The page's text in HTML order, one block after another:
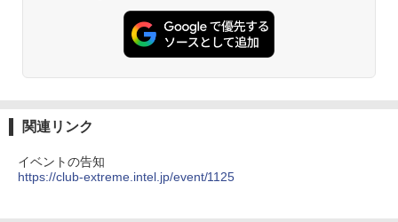
関連リンク
イベントの告知
https://club-extreme.intel.jp/event/1125